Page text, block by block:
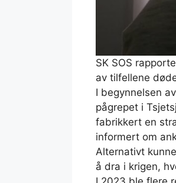
SK SOS
av tilfellene
I begynnelsen
pågrepet i
fabrikkert en
informert om
Alternativt
å dra i krigen,